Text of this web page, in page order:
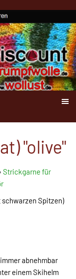
"olive"
Strickgarne für
Spitzen)
abnehmbar
einem Skihelm